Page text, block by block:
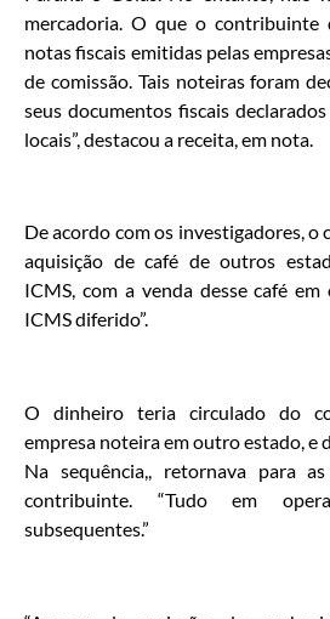
mercadoria. O que o contribuinte
notas fiscais emitidas pelas
de comissão. Tais noteiras foram
seus documentos fiscais
locais”, destacou a receita, em nota.
De acordo com os investigadores,
aquisição de café de outros
ICMS, com a venda desse café
ICMS diferido”.
O dinheiro teria circulado do
empresa noteira em outro estado, e
Na sequência,, retornava para
contribuinte. “Tudo em
subsequentes.”